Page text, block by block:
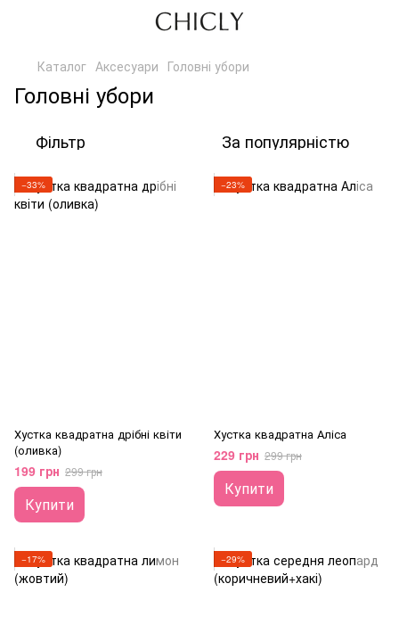
Каталог Аксесуари Головні убори
Головні убори
Фільтр За популярністю
−33%
Хустка квадратна дрібні квіти
(оливка)
199 грн 299 грн
Купити
−23%
Хустка квадратна Аліса
229 грн 299 грн
Купити
−17% −29%